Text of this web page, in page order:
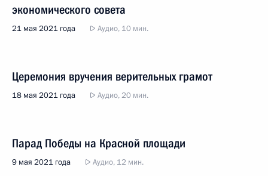
экономического совета
21 мая 2021 года Аудио, 10 мин.
Церемония вручения верительных грамот
18 мая 2021 года Аудио, 20 мин.
Парад Победы на Красной площади
9 мая 2021 года Аудио, 12 мин.